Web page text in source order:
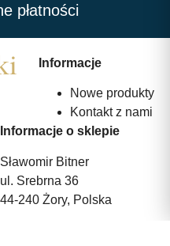
płatności
Informacje
Nowe produkty
Kontakt z nami
Informacje o sklepie
Sławomir Bitner
ul. Srebrna 36
44-240 Żory, Polska